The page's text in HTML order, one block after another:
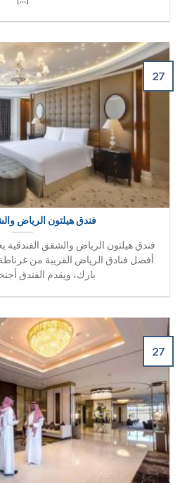
فندق هيلتون الرياض
فندق هيلتون الرياض والشقق الفندقية
أفصل فنادق الرياض القريبة من
بارك، ويقدم الفندق
27
27